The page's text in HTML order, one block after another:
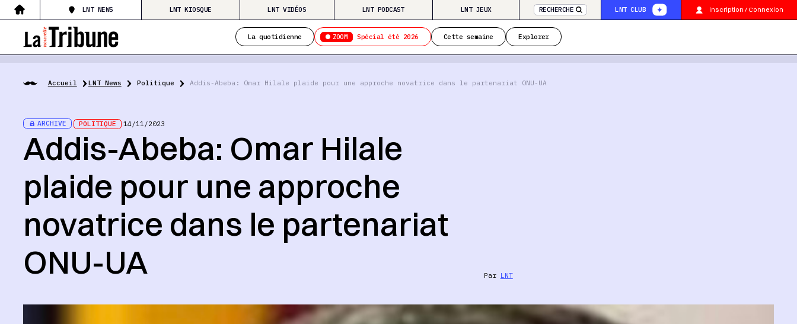
LNT NEWS LNT KIOSQUE LNT VIDÉOS LNT PODCAST LNT JEUX RECHERCHE LNT CLUB inscription / Connexion
La quotidienne ZOOM Spécial été 2026 Cette semaine Explorer
Accueil LNT News Politique Addis-Abeba: Omar Hilale plaide pour une approche novatrice dans le partenariat ONU-UA
ARCHIVE POLITIQUE 14/11/2023
Addis-Abeba: Omar Hilale
plaide pour une approche
novatrice dans le partenariat
ONU-UA
Par LNT